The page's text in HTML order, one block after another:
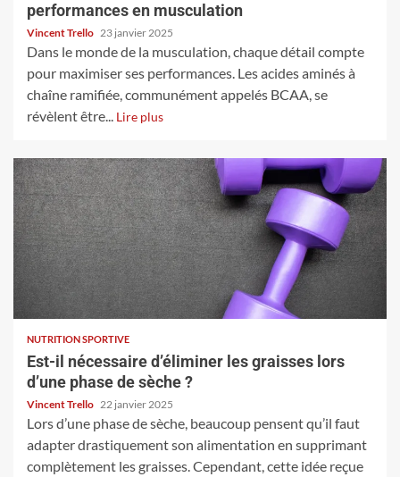
performances en musculation
Vincent Trello 23 janvier 2025
Dans le monde de la musculation, chaque détail compte
pour maximiser ses performances. Les acides aminés à
chaîne ramifiée, communément appelés BCAA, se
révèlent être... Lire plus
NUTRITION SPORTIVE
Est-il nécessaire d’éliminer les graisses lors
d’une phase de sèche ?
Vincent Trello 22 janvier 2025
Lors d’une phase de sèche, beaucoup pensent qu’il faut
adapter drastiquement son alimentation en supprimant
complètement les graisses. Cependant, cette idée reçue